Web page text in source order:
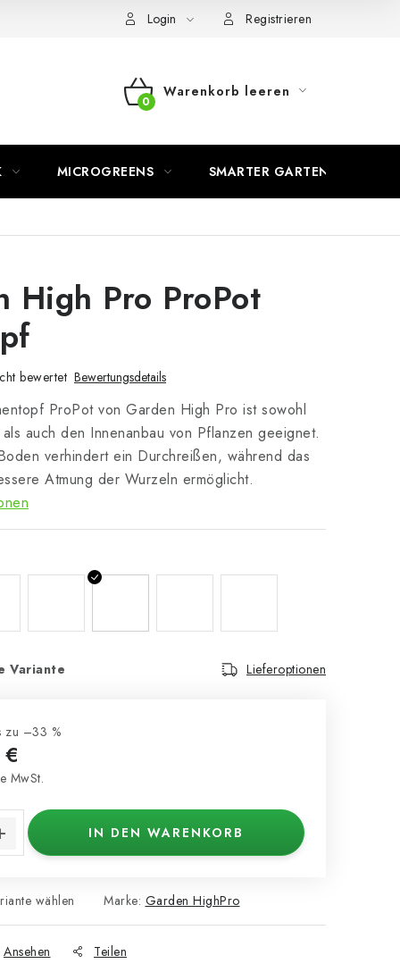
Login Registrieren
WARENKORB
Warenkorb leeren
MICROGREENS SMARTER GARTEN
High Pro ProPot
bewertet Bewertungsdetails
ProPot von Garden High Pro ist sowohl
auch den Innenanbau von Pflanzen geeignet.
verhindert ein Durchreißen, während das
Atmung der Wurzeln ermöglicht.
Variante Lieferoptionen
zu –33 %
MwSt.
IN DEN WARENKORB
wählen Marke: Garden HighPro
Ansehen Teilen